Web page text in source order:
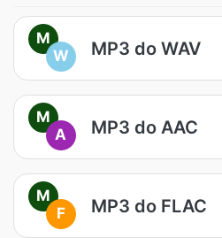
M
W
MP3 do WAV
M
A
MP3 do AAC
M
F
MP3 do FLAC